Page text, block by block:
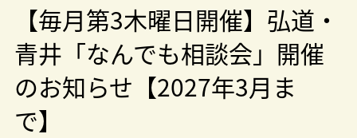
【毎月第3木曜日開催】弘道・
青井「なんでも相談会」開催
のお知らせ【2027年3月ま
で】